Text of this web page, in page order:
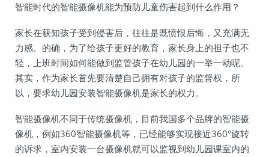
智能时代的智能摄像机能为预防儿童伤害起到什么作用？
家长在获知孩子受到侵害后，往往是既愤恨后悔，又充满无
力感。的确，为了给孩子更好的教育，家长身上的担子也不
轻，上班时间如何能做到监管孩子在幼儿园的一举一动呢。
其实，作为家长首先要清楚自己拥有对孩子的监督权，所
以，要求幼儿园安装智能摄像机是家长的权力。
智能摄像机不同于传统摄像机，目前我国多个品牌的智能摄
像机，例如360智能摄像机等，已经能够实现接近360°旋转
的诉求，室内安装一台摄像机就可以监视到幼儿园课室内的